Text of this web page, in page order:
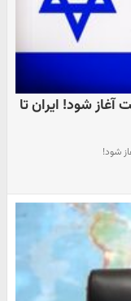
شود! ایران تا
شود!